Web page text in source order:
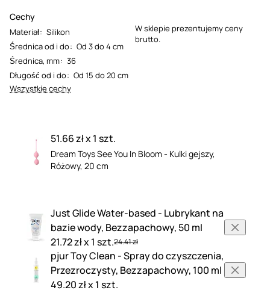
Cechy
Materiał: Silikon
Średnica od i do: Od 3 do 4 cm
Średnica, mm: 36
Długość od i do: Od 15 do 20 cm
Wszystkie cechy
W sklepie prezentujemy ceny
brutto.
51.66 zł x 1 szt.
Dream Toys See You In Bloom - Kulki gejszy,
Różowy, 20 cm
Just Glide Water-based - Lubrykant na
bazie wody, Bezzapachowy, 50 ml
21.72 zł x 1 szt.24.41 zł
pjur Toy Clean - Spray do czyszczenia,
Przezroczysty, Bezzapachowy, 100 ml
49.20 zł x 1 szt.